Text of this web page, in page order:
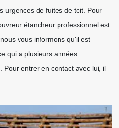
urgences de fuites de toit. Pour
étancheur professionnel est
vous informons qu'il est
qui a plusieurs années
Pour entrer en contact avec lui, il